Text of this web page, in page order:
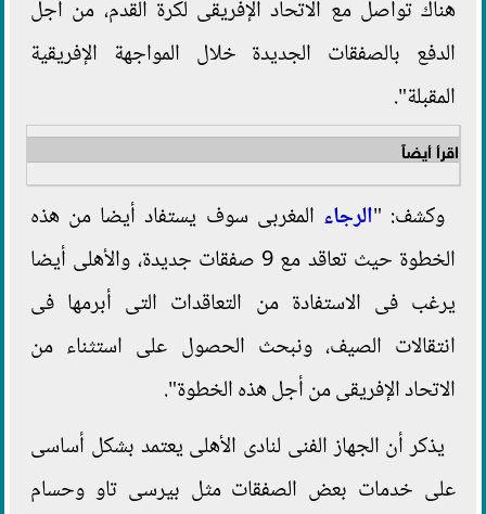
هناك تواصل مع الاتحاد الإفريقى لكرة القدم، من أجل
الدفع بالصفقات الجديدة خلال المواجهة الإفريقية
المقبلة".
اقرأ أيضاً
وكشف: "الرجاء المغربى سوف يستفاد أيضا من هذه
الخطوة حيث تعاقد مع 9 صفقات جديدة، والأهلى أيضا
يرغب فى الاستفادة من التعاقدات التى أبرمها فى
انتقالات الصيف، ونبحث الحصول على استثناء من
الاتحاد الإفريقى من أجل هذه الخطوة".
يذكر أن الجهاز الفنى لنادى الأهلى يعتمد بشكل أساسى
على خدمات بعض الصفقات مثل بيرسى تاو وحسام